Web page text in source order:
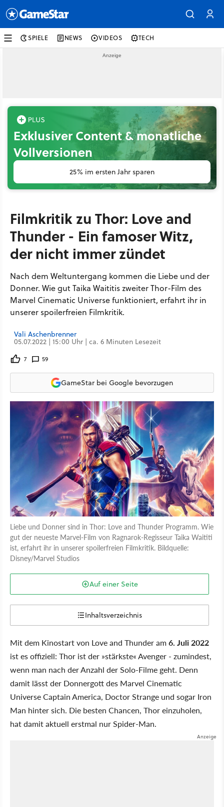
SPIELE NEWS VIDEOS TECH
Exklusiver Content & monatliche
Vollversionen
25% im ersten Jahr sparen
Filmkritik zu Thor: Love and
Thunder - Ein famoser Witz,
der nicht immer zündet
Nach dem Weltuntergang kommen die Liebe und der
Donner. Wie gut Taika Waititis zweiter Thor-Film des
Marvel Cinematic Universe funktioniert, erfahrt ihr in
unserer spoilerfreien Filmkritik.
Vali Aschenbrenner
05.07.2022 | 15:00 Uhr | ca. 6 Minuten Lesezeit
7 59
GameStar bei Google bevorzugen
Liebe und Donner sind in Thor: Love and Thunder Programm. Wie
gut der neueste Marvel-Film von Ragnarok-Regisseur Taika Waititi
ist, erfahrt ihr in unserer spoilerfreien Filmkritik. Bildquelle:
Disney/Marvel Studios
Auf einer Seite
Inhaltsverzeichnis
Mit dem Kinostart von Love and Thunder am6. Juli 2022
ist es offiziell: Thor ist der stärkste Avenger - zumindest,
wenn man nach der Anzahl der Solo-Filme geht. Denn
damit lässt der Donnergott des Marvel Cinematic
Universe Captain America, Doctor Strange und sogar Iron
Man hinter sich. Die besten Chancen, Thor einzuholen,
hat damit aktuell erstmal nur Spider-Man.